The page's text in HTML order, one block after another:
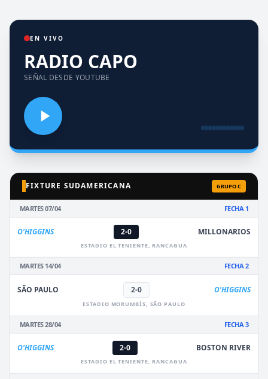
EN VIVO
RADIO CAPO
SEÑAL DESDE YOUTUBE
FIXTURE SUDAMERICANA GRUPO C
MARTES 07/04 FECHA 1
O'HIGGINS 2-0 MILLONARIOS
ESTADIO EL TENIENTE, RANCAGUA
MARTES 14/04 FECHA 2
SÃO PAULO 2-0 O'HIGGINS
ESTADIO MORUMBÍS, SÃO PAULO
MARTES 28/04 FECHA 3
O'HIGGINS 2-0 BOSTON RIVER
ESTADIO EL TENIENTE, RANCAGUA